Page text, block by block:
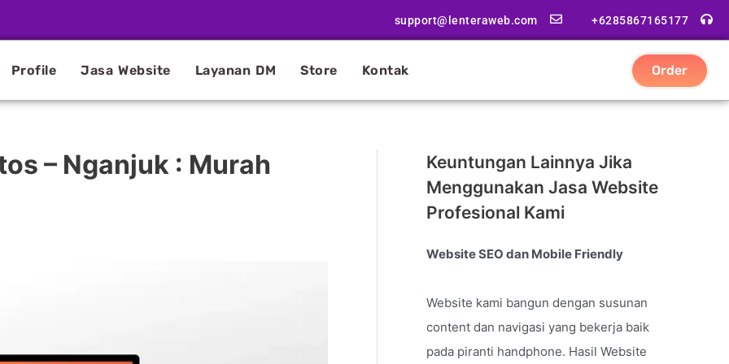
support@lenteraweb.com +6285867165177
Profile Jasa Website Layanan DM Store Kontak Order
– Nganjuk : Murah
Keuntungan Lainnya Jika
Menggunakan Jasa Website
Profesional Kami
Website SEO dan Mobile Friendly
Website kami bangun dengan susunan
content dan navigasi yang bekerja baik
pada piranti handphone. Hasil Website